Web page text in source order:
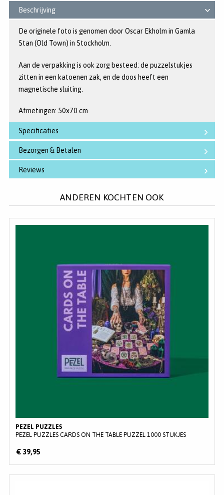
Beschrijving
De originele foto is genomen door Oscar Ekholm in Gamla
Stan (Old Town) in Stockholm.
Aan de verpakking is ook zorg besteed: de puzzelstukjes
zitten in een katoenen zak, en de doos heeft een
magnetische sluiting.
Afmetingen: 50x70 cm
Specificaties
Bezorgen & Betalen
Reviews
ANDEREN KOCHTEN OOK
PEZEL PUZZLES
PEZEL PUZZLES CARDS ON THE TABLE PUZZEL 1000 STUKJES
€ 39,95